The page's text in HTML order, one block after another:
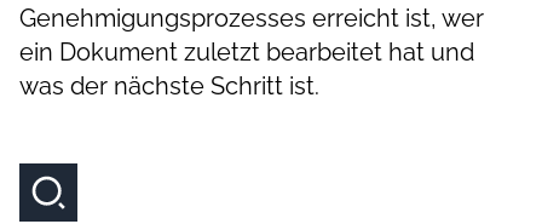
Genehmigungsprozesses erreicht ist, wer
ein Dokument zuletzt bearbeitet hat und
was der nächste Schritt ist.